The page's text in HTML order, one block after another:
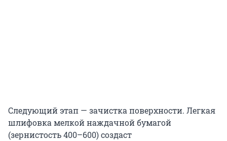
Следующий этап — зачистка поверхности. Легкая
шлифовка мелкой наждачной бумагой
(зернистость 400–600) создаст